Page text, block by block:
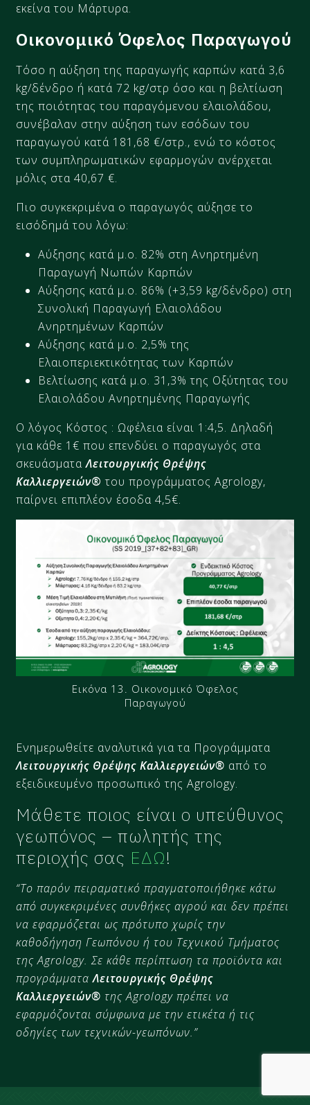
εκείνα του Μάρτυρα.
Οικονομικό Όφελος Παραγωγού
Τόσο η αύξηση της παραγωγής καρπών κατά 3,6
kg/δένδρο ή κατά 72 kg/στρ όσο και η βελτίωση
της ποιότητας του παραγόμενου ελαιολάδου,
συνέβαλαν στην αύξηση των εσόδων του
παραγωγού κατά 181,68 €/στρ., ενώ το κόστος
των συμπληρωματικών εφαρμογών ανέρχεται
μόλις στα 40,67 €.
Πιο συγκεκριμένα ο παραγωγός αύξησε το
εισόδημά του λόγω:
Αύξησης κατά μ.ο. 82% στη Ανηρτημένη
Παραγωγή Νωπών Καρπών
Αύξησης κατά μ.ο. 86% (+3,59 kg/δένδρο) στη
Συνολική Παραγωγή Ελαιολάδου
Ανηρτημένων Καρπών
Αύξησης κατά μ.ο. 2,5% της
Ελαιοπεριεκτικότητας των Καρπών
Βελτίωσης κατά μ.ο. 31,3% της Οξύτητας του
Ελαιολάδου Ανηρτημένης Παραγωγής
Ο λόγος Κόστος : Ωφέλεια είναι 1:4,5. Δηλαδή
για κάθε 1€ που επενδύει ο παραγωγός στα
σκευάσματαΛειτουργικής Θρέψης
Καλλιεργειών® του προγράμματος Agrology,
παίρνει επιπλέον έσοδα 4,5€.
Εικόνα 13. Οικονομικό Όφελος
Παραγωγού
Ενημερωθείτε αναλυτικά για τα Προγράμματα
Λειτουργικής Θρέψης Καλλιεργειών® από το
εξειδικευμένο προσωπικό της Agrology.
Μάθετε ποιος είναι ο υπεύθυνος
γεωπόνος – πωλητής της
περιοχής σας ΕΔΩ!
“Το παρόν πειραματικό πραγματοποιήθηκε κάτω
από συγκεκριμένες συνθήκες αγρού και δεν πρέπει
να εφαρμόζεται ως πρότυπο χωρίς την
καθοδήγηση Γεωπόνου ή του Τεχνικού Τμήματος
της Agrology. Σε κάθε περίπτωση τα προϊόντα και
προγράμματαΛειτουργικής Θρέψης
Καλλιεργειών® της Agrology πρέπει να
εφαρμόζονται σύμφωνα με την ετικέτα ή τις
οδηγίες των τεχνικών-γεωπόνων.”